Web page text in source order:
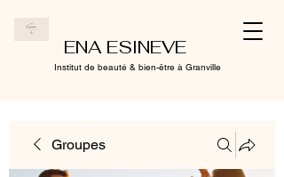
ENA ESINEVE
Institut de beauté & bien-être à Granville
Groupes